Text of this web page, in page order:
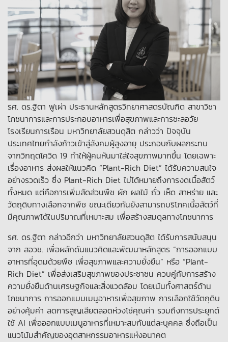
รศ. ดร.ฐิตา ฟูเผ่า ประธานหลักสูตรวิทยาศาสตรบัณฑิต สาขาวิชา
โภชนาการและการประกอบอาหารเพื่อสุขภาพและการชะลอวัย
โรงเรียนการเรือน มหาวิทยาลัยสวนดุสิต กล่าวว่า ปัจจุบัน
ประเทศไทยกำลังก้าวเข้าสู่สังคมผู้สูงอายุ ประกอบกับผลกระทบ
จากวิกฤตโควิด 19 ทำให้ผู้คนหันมาใส่ใจสุขภาพมากขึ้น โดยเฉพาะ
เรื่องอาหาร ส่งผลให้แนวคิด “Plant-Rich Diet” ได้รับความสนใจ
อย่างรวดเร็ว ซึ่ง Plant-Rich Diet ไม่ได้หมายถึงการงดเนื้อสัตว์
ทั้งหมด แต่คือการเพิ่มสัดส่วนพืช ผัก ผลไม้ ถั่ว เห็ด สาหร่าย และ
วัตถุดิบทางเลือกจากพืช ขณะเดียวกันยังสามารถบริโภคเนื้อสัตว์ที่
มีคุณภาพได้ในปริมาณที่เหมาะสม เพื่อสร้างสมดุลทางโภชนาการ
รศ. ดร.ฐิตา กล่าวอีกว่า มหาวิทยาลัยสวนดุสิต ได้รับการสนับสนุน
จาก สอวช. เพื่อผลักดันแนวคิดและพัฒนาหลักสูตร “การออกแบบ
อาหารที่อุดมด้วยพืช เพื่อสุขภาพและความยั่งยืน” หรือ “Plant-
Rich Diet” เพื่อส่งเสริมสุขภาพของประชาชน ควบคู่กับการสร้าง
ความยั่งยืนด้านเศรษฐกิจและสิ่งแวดล้อม โดยเน้นทั้งศาสตร์ด้าน
โภชนาการ การออกแบบเมนูอาหารเพื่อสุขภาพ การเลือกใช้วัตถุดิบ
อย่างคุ้มค่า ลดการสูญเสียตลอดห่วงโซ่คุณค่า รวมถึงการประยุกต์
ใช้ AI เพื่อออกแบบเมนูอาหารที่เหมาะสมกับแต่ละบุคคล ซึ่งถือเป็น
แนวโน้มสำคัญของอุตสาหกรรมอาหารแห่งอนาคต